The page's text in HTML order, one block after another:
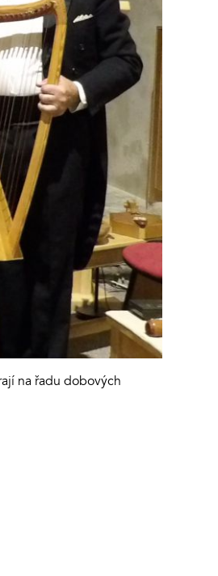
na řadu dobových